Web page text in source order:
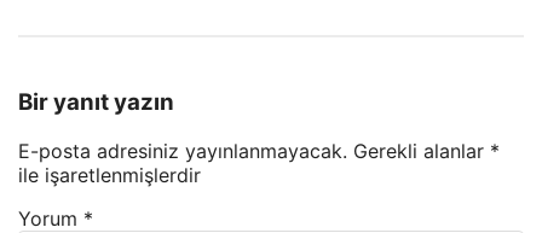
Bir yanıt yazın
E-posta adresiniz yayınlanmayacak. Gerekli alanlar *
ile işaretlenmişlerdir
Yorum *